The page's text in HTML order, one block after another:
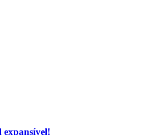
expansível!